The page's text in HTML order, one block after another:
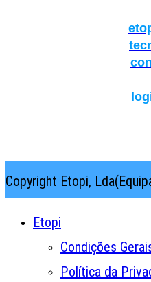
Copyright Etopi,
Etopi
Condições
Política da